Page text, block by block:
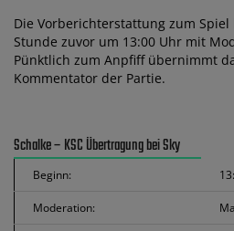
Die Vorberichterstattung zum
Stunde zuvor um 13:00 Uhr mit
Pünktlich zum Anpfiff übernimmt
Kommentator der Partie.
Schalke – KSC Übertragung bei Sky
Beginn:
Moderation: